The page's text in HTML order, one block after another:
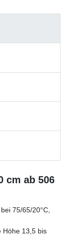
cm ab 506
75/65/20°C,
Höhe 13,5 bis